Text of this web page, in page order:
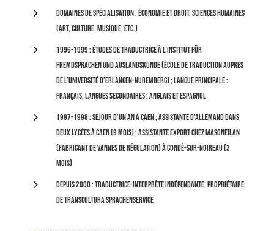
5
Domaines de spécialisation : économie et droit, sciences humaines
(art, culture, musique, etc.)
5
1996-1999 : études de traductrice à l’Institut für
Fremdsprachen und Auslandskunde (école de traduction auprès
de l’Université d’Erlangen-Nuremberg) ; langue principale :
français, langues secondaires : anglais et espagnol
5
1997-1998 : séjour d’un an à Caen ; assistante d'allemand dans
deux lycées à Caen (9 mois) ; assistante export chez Masoneilan
(fabricant de vannes de régulation) à Condé-sur-Noireau (3
mois)
5
Depuis 2000 : traductrice-interprète indépendante, propriétaire
de transcultura sprachenservice